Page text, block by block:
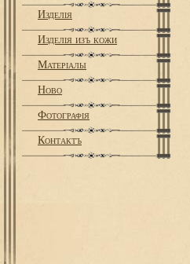
Изделiя
Изделiя изъ кожи
Матерiалы
Ново
Фотографiя
Контактъ